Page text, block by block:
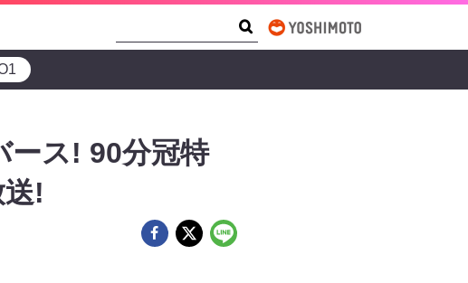
ース! 90分冠特
!